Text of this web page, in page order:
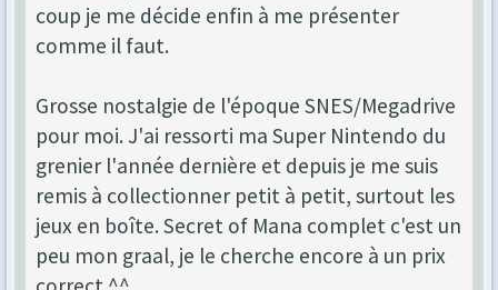
coup je me décide enfin à me présenter
comme il faut.
Grosse nostalgie de l'époque SNES/Megadrive
pour moi. J'ai ressorti ma Super Nintendo du
grenier l'année dernière et depuis je me suis
remis à collectionner petit à petit, surtout les
jeux en boîte. Secret of Mana complet c'est un
peu mon graal, je le cherche encore à un prix